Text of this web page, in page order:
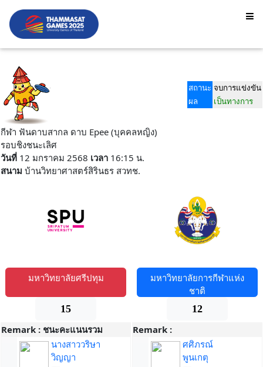
สถานะ จบการแข่งขัน
ผล
เป็นทางการ
กีฬา ฟันดาบสากล ดาบ Epee (บุคคลหญิง)
รอบชิงชนะเลิศ
วันที่ 12 มกราคม 2568 เวลา 16:15 น.
สนาม บ้านวิทยาศาสตร์สิรินธร สวทช.
มหาวิทยาลัยศรีปทุม
15
Remark : ชนะคะแนนรวม
นางสาววริษา
วิญญา
มหาวิทยาลัยการกีฬาแห่ง
ชาติ
12
Remark :
ศศิภรณ์
พูนเกตุ